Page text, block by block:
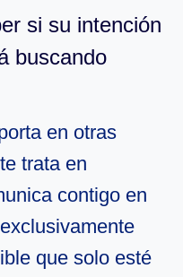
si su intención
buscando
en otras
trata en
contigo en
que solo esté